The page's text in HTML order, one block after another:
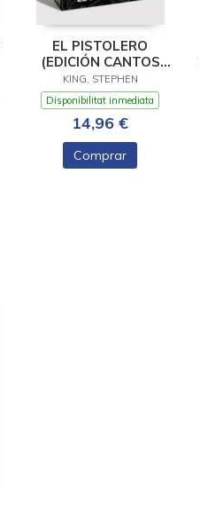
EL PISTOLERO
(EDICIÓN CANTOS
TINTADOS) (LA
TORRE OSCURA 1)
KING, STEPHEN
Disponibilitat inmediata
14,96 €
Comprar